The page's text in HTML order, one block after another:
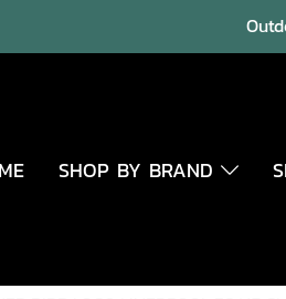
SHOP BY BRAND